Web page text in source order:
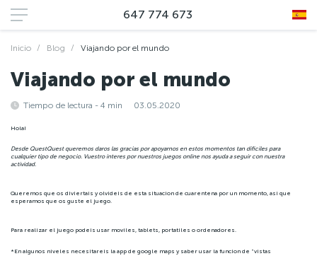
647 774 673
Inicio Blog Viajando por el mundo
Viajando por el mundo
Tiempo de lectura - 4 min 03.05.2020
Hola!
Desde QuestQuest queremos daros las gracias por apoyarnos en estos momentos tan dificiles para
cualquier tipo de negocio. Vuestro interes por nuestros juegos online nos ayuda a seguir con nuestra
actividad.
Queremos que os diviertais y olvideis de esta situacion de cuarentena por un momento, asi que
esperamos que os guste el juego.
Para realizar el juego podeis usar moviles, tablets, portatiles o ordenadores.
*En algunos niveles necesitareis la app de google maps y saber usar la funcion de "vistas